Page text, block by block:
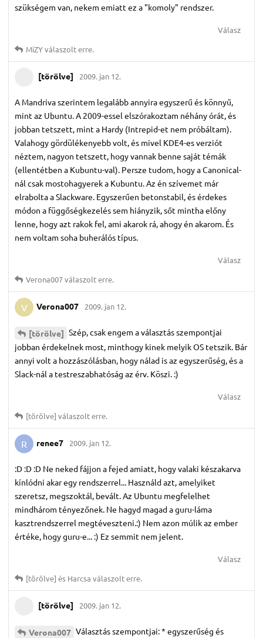
szükségem van, nekem emiatt ez a "komoly" rendszer.
Válasz
MiZYválaszolt erre.
[törölve] 2009. jan 12.
A Mandriva szerintem legalább annyira egyszerű és könnyű,
mint az Ubuntu. A 2009-essel elszórakoztam néhány órát, és
jobban tetszett, mint a Hardy (Intrepid-et nem próbáltam).
Valahogy gördülékenyebb volt, és mivel KDE4-es verziót
néztem, nagyon tetszett, hogy vannak benne saját témák
(ellentétben a Kubuntu-val). Persze tudom, hogy a Canonical-
nál csak mostohagyerek a Kubuntu. Az én szívemet már
elrabolta a Slackware. Egyszerűen betonstabil, és érdekes
módon a függőségkezelés sem hiányzik, sőt mintha előny
lenne, hogy azt rakok fel, ami akarok rá, ahogy én akarom. És
nem voltam soha buherálós típus.
Válasz
Verona007válaszolt erre.
V Verona007 2009. jan 12.
[törölve] Szép, csak engem a választás szempontjai
jobban érdekelnek most, minthogy kinek melyik OS tetszik. Bár
annyi volt a hozzászólásban, hogy nálad is az egyszerűség, és a
Slack-nál a testreszabhatóság az érv. Köszi. :)
Válasz
[törölve] válaszolt erre.
R renee7 2009. jan 12.
:D :D :D Ne neked fájjon a fejed amiatt, hogy valaki készakarva
kínlódni akar egy rendszerrel... Használd azt, amelyiket
szeretsz, megszoktál, bevált. Az Ubuntu megfelelhet
mindhárom tényezőnek. Ne hagyd magad a guru-láma
kasztrendszerrel megtéveszteni.:) Nem azon múlik az ember
értéke, hogy guru-e... :) Ez semmit nem jelent.
Válasz
[törölve] és Harcsa válaszolt erre.
[törölve] 2009. jan 12.
Verona007 Választás szempontjai: * egyszerűség és